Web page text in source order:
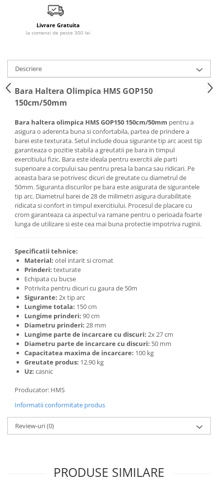
Leagane & balansoare & sezlonguri
Covorase de joaca
Carusele patut
Mobilier Birou
Saltele de infasat
Scaun masa copii
Biciclete
Biciclete copii cu roti 10 inch (2-4
ani)
Biciclete copii cu roti 12 inch (3-6
ani)
Biciclete copii cu roti 14 inch (3-7
ani)
Biciclete copii cu roti 16 inch (4-9
ani)
Biciclete copii cu roti 20 inch
Biciclete cu roti 26 inch
Biciclete cu roti 27 inch
Triciclete copii si adulti
Trotinete copii si adulti
Biciclete fara pedale
Masinute fara pedale
Karturi si masinute cu pedale
Role copii si adulti
Masinute si motociclete electrice
Scaune de biciclete copii
Lenjerie mamici
Livrare Gratuita
la comenzi de peste 300 lei
Descriere
Bara Haltera Olimpica HMS GOP150
150cm/50mm
Bara haltera olimpica HMS GOP150 150cm/50mm pentru a
asigura o aderenta buna si confortabila, partea de prindere a
barei este texturata. Setul include doua sigurante tip arc acest tip
garanteaza o pozitie stabila a greutatii pe bara in timpul
exercitiului fizic. Bara este ideala pentru exercitii ale parti
superioare a corpului sau pentru presa la banca sau ridicari. Pe
aceasta bara se potrivesc dicuri de greutate cu diametrul de
50mm. Siguranta discurilor pe bara este asigurata de sigurantele
tip arc. Diametrul barei de 28 de milimetri asigura durabilitate
ridicata si confort in timpul exercitiului. Procesul de placare cu
crom garanteaza ca aspectul va ramane pentru o perioada foarte
lunga de utilizare si este cea mai buna protectie impotriva ruginii.
Specificatii tehnice:
Material: otel intarit si cromat
Prinderi: texturate
Echipata cu bucse
Potrivita pentru dicuri cu gaura de 50m
Sigurante: 2x tip arc
Lungime totala: 150 cm
Lungime prinderi: 90 cm
Diametru prinderi: 28 mm
Lungime parte de incarcare cu discuri: 2x 27 cm
Diametru parte de incarcare cu discuri: 50 mm
Capacitatea maxima de incarcare: 100 kg
Greutate produs: 12.90 kg
Uz: casnic
Producator: HMS
Informatii conformitate produs
Review-uri(0)
PRODUSE SIMILARE